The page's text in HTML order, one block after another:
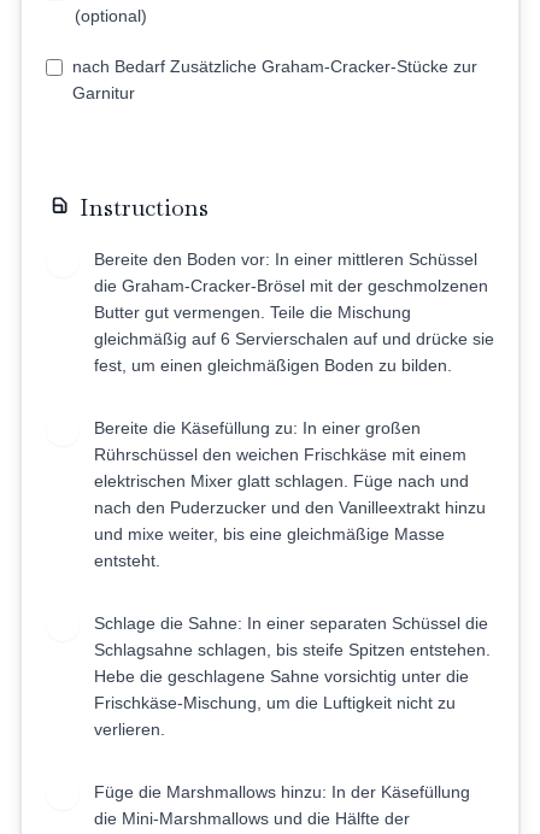
(optional)
nach Bedarf Zusätzliche Graham-Cracker-Stücke zur
Garnitur
Instructions
Bereite den Boden vor: In einer mittleren Schüssel
die Graham-Cracker-Brösel mit der geschmolzenen
Butter gut vermengen. Teile die Mischung
gleichmäßig auf 6 Servierschalen auf und drücke sie
fest, um einen gleichmäßigen Boden zu bilden.
Bereite die Käsefüllung zu: In einer großen
Rührschüssel den weichen Frischkäse mit einem
elektrischen Mixer glatt schlagen. Füge nach und
nach den Puderzucker und den Vanilleextrakt hinzu
und mixe weiter, bis eine gleichmäßige Masse
entsteht.
Schlage die Sahne: In einer separaten Schüssel die
Schlagsahne schlagen, bis steife Spitzen entstehen.
Hebe die geschlagene Sahne vorsichtig unter die
Frischkäse-Mischung, um die Luftigkeit nicht zu
verlieren.
Füge die Marshmallows hinzu: In der Käsefüllung
die Mini-Marshmallows und die Hälfte der